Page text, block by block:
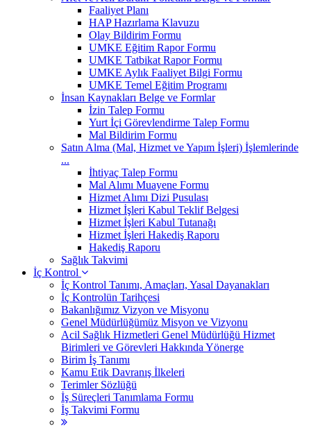
Faaliyet Planı
HAP Hazırlama Klavuzu
Olay Bildirim Formu
UMKE Eğitim Rapor Formu
UMKE Tatbikat Rapor Formu
UMKE Aylık Faaliyet Bilgi Formu
UMKE Temel Eğitim Programı
İnsan Kaynakları Belge ve Formlar
İzin Talep Formu
Yurt İçi Görevlendirme Talep Formu
Mal Bildirim Formu
Satın Alma (Mal, Hizmet ve Yapım İşleri) İşlemlerinde
...
İhtiyaç Talep Formu
Mal Alımı Muayene Formu
Hizmet Alımı Dizi Pusulası
Hizmet İşleri Kabul Teklif Belgesi
Hizmet İşleri Kabul Tutanağı
Hizmet İşleri Hakediş Raporu
Hakediş Raporu
Sağlık Takvimi
İç Kontrol
İç Kontrol Tanımı, Amaçları, Yasal Dayanakları
İç Kontrolün Tarihçesi
Bakanlığımız Vizyon ve Misyonu
Genel Müdürlüğümüz Misyon ve Vizyonu
Acil Sağlık Hizmetleri Genel Müdürlüğü Hizmet
Birimleri ve Görevleri Hakkında Yönerge
Birim İş Tanımı
Kamu Etik Davranış İlkeleri
Terimler Sözlüğü
İş Süreçleri Tanımlama Formu
İş Takvimi Formu